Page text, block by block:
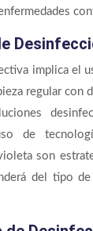
implica el
regular con
de
son
del tipo